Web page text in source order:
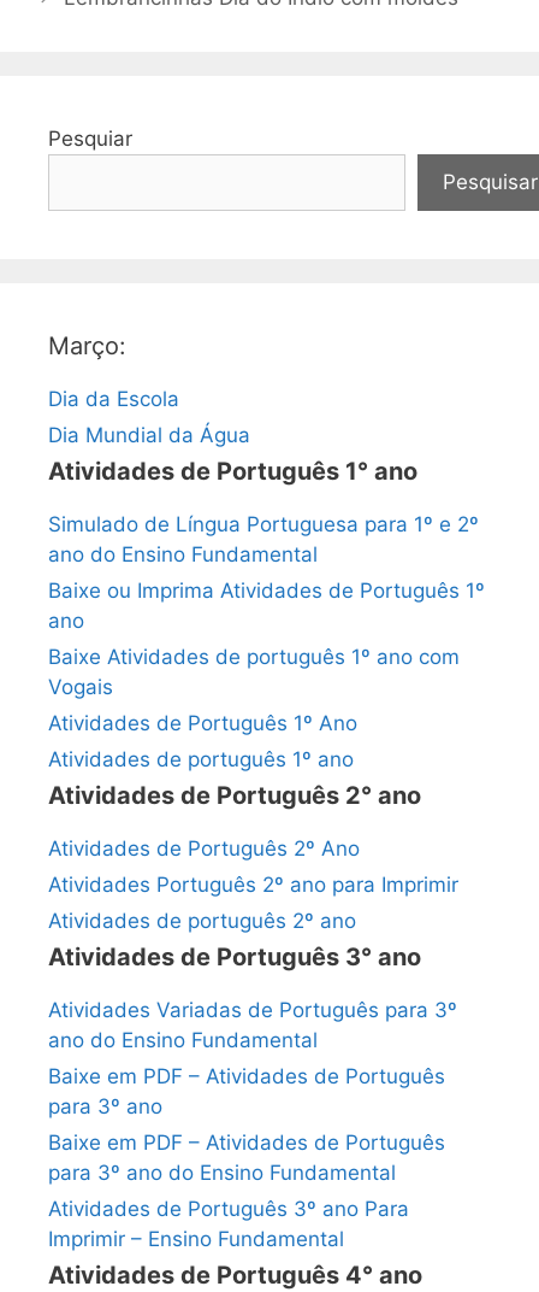
Pesquiar
Pesquisar
Março:
Dia da Escola
Dia Mundial da Água
Atividades de Português 1° ano
Simulado de Língua Portuguesa para 1º e 2º
ano do Ensino Fundamental
Baixe ou Imprima Atividades de Português 1º
ano
Baixe Atividades de português 1º ano com
Vogais
Atividades de Português 1º Ano
Atividades de português 1º ano
Atividades de Português 2° ano
Atividades de Português 2º Ano
Atividades Português 2º ano para Imprimir
Atividades de português 2º ano
Atividades de Português 3° ano
Atividades Variadas de Português para 3º
ano do Ensino Fundamental
Baixe em PDF – Atividades de Português
para 3º ano
Baixe em PDF – Atividades de Português
para 3º ano do Ensino Fundamental
Atividades de Português 3º ano Para
Imprimir – Ensino Fundamental
Atividades de Português 4° ano